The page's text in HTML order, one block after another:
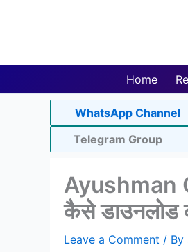
Home
WhatsApp Channel
Telegram Group
Ayushman
कैसे डाउनलोड
Leave a Comment / By